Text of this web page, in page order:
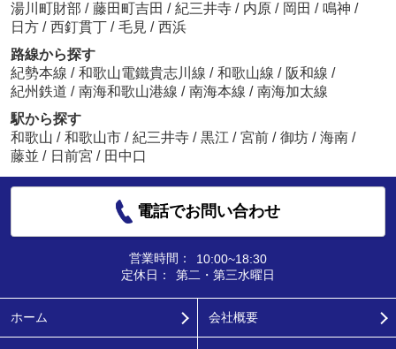
湯川町財部 / 藤田町吉田 / 紀三井寺 / 内原 / 岡田 / 鳴神 /
日方 / 西釘貫丁 / 毛見 / 西浜
路線から探す
紀勢本線 / 和歌山電鐵貴志川線 / 和歌山線 / 阪和線 /
紀州鉄道 / 南海和歌山港線 / 南海本線 / 南海加太線
駅から探す
和歌山 / 和歌山市 / 紀三井寺 / 黒江 / 宮前 / 御坊 / 海南 /
藤並 / 日前宮 / 田中口
電話でお問い合わせ
営業時間：
10:00~18:30
定休日：
第二・第三水曜日
ホーム 会社概要